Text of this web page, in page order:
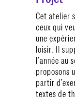
Cet atelier
ceux qui
une
loisir. Il
l’année au
proposons
partir
textes de